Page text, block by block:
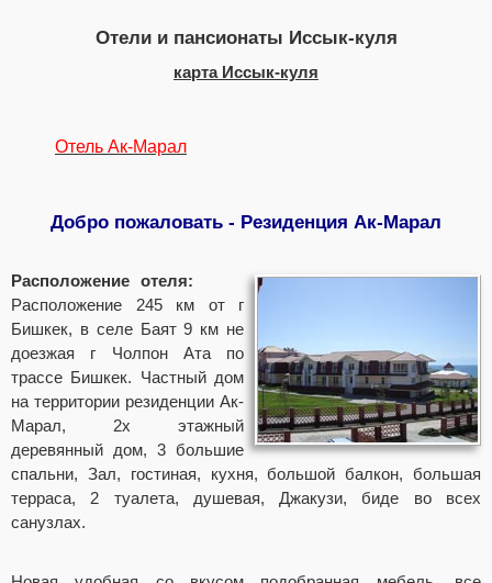
Отели и пансионаты Иссык-куля
карта Иссык-куля
Отель Ак-Марал
Добро пожаловать - Резиденция Ак-Марал
Расположение отеля:
Расположение 245 км от г
Бишкек, в селе Баят 9 км не
доезжая г Чолпон Ата по
трассе Бишкек. Частный дом
на территории резиденции Ак-
Марал, 2х этажный
деревянный дом, 3 большие
спальни, Зал, гостиная, кухня, большой балкон, большая
терраса, 2 туалета, душевая, Джакузи, биде во всех
санузлах.